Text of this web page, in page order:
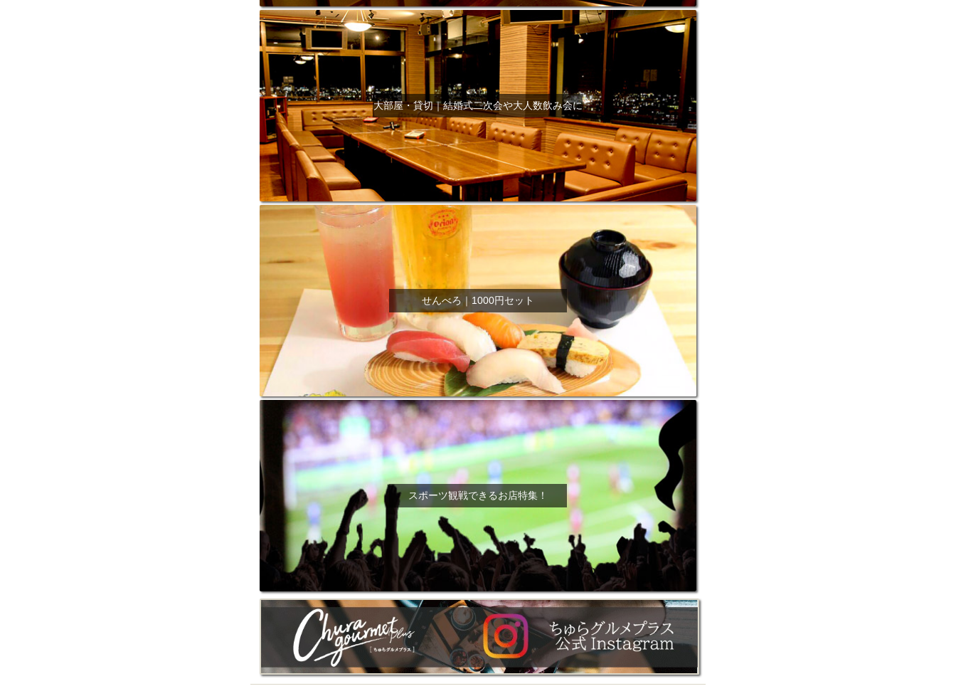
大部屋・貸切｜結婚式二次会や大人数飲み会に
せんべろ｜1000円セット
スポーツ観戦できるお店特集！